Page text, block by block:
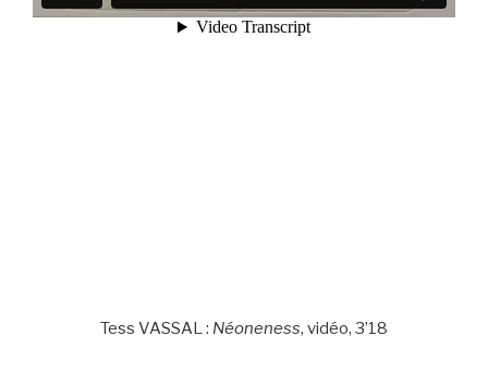
Tess VASSAL : Néoneness, vidéo, 3’18